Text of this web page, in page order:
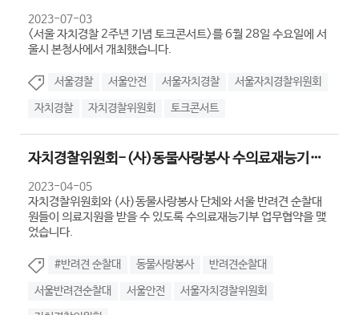
2023-07-03
<서울 자치경찰 2주년 기념 토크콘서트>를 6월 28일 수요일에 서
울시 본청사에서 개최했습니다.
서울경찰 서울안전 서울자치경찰 서울자치경찰위원회
자치경찰 자치경찰위원회 토크콘서트
자치경찰위원회-(사)동물사랑봉사 수의료재능기부 업무협약식
2023-04-05
자치경찰위원회와 (사)동물사랑봉사 단체와 서울 반려견 순찰대
원들이 의료지원을 받을 수 있도록 수의료재능기부 업무협약을 맺
었습니다.
#반려견 순찰대 동물사랑봉사 반려견순찰대
서울반려견순찰대 서울안전 서울자치경찰위원회